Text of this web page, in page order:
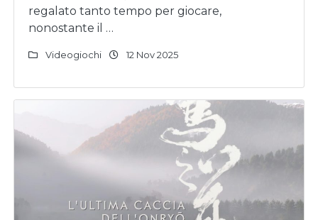
regalato tanto tempo per giocare,
nonostante il …
Videogiochi 12 Nov 2025